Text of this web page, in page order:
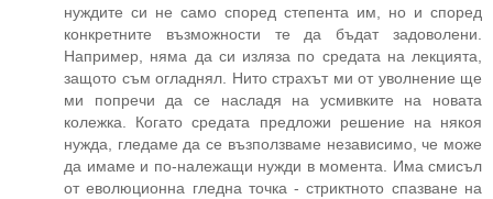
нуждите си не само според степента им, но и според
конкретните възможности те да бъдат задоволени.
Например, няма да си изляза по средата на лекцията,
защото съм огладнял. Нито страхът ми от уволнение ще
ми попречи да се насладя на усмивките на новата
колежка. Когато средата предложи решение на някоя
нужда, гледаме да се възползваме независимо, че може
да имаме и по-належащи нужди в момента. Има смисъл
от еволюционна гледна точка - стриктното спазване на